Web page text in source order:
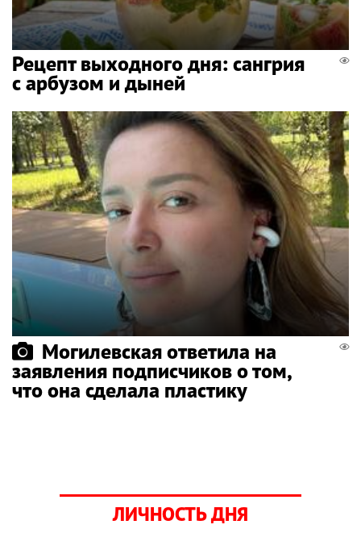
Рецепт выходного дня: сангрия
с арбузом и дыней
Могилевская ответила на
заявления подписчиков о том,
что она сделала пластику
ЛИЧНОСТЬ ДНЯ